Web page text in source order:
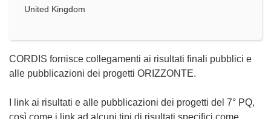
United Kingdom
CORDIS fornisce collegamenti ai risultati finali pubblici e
alle pubblicazioni dei progetti ORIZZONTE.
I link ai risultati e alle pubblicazioni dei progetti del 7° PQ,
così come i link ad alcuni tipi di risultati specifici come